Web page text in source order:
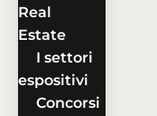
Real
Estate
I settori
espositivi
Concorsi